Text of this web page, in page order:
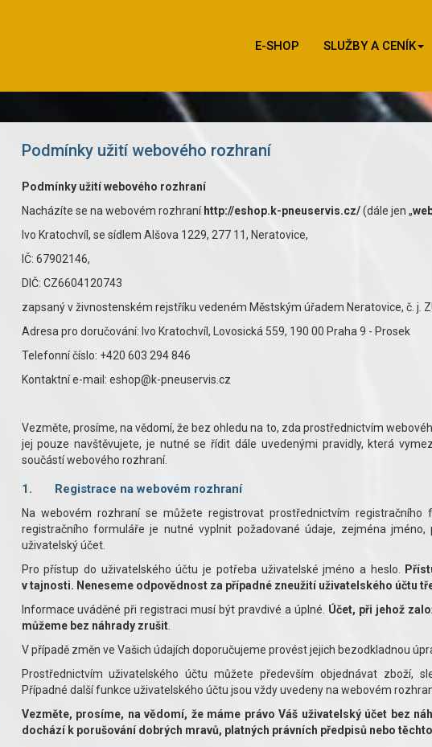
E-SHOP SLUŽBY A CENÍK
Podmínky užití webového rozhraní
Podmínky užití webového rozhraní
Nacházíte se na webovém rozhraní http://eshop.k-pneuservis.cz/(dále jen „
Ivo Kratochvíl, se sídlem Alšova 1229, 277 11, Neratovice,
IČ: 67902146,
DIČ: CZ6604120743
zapsaný v živnostenském rejstříku vedeném Městským úřadem Neratovice, č. j.
Adresa pro doručování: Ivo Kratochvíl, Lovosická 559, 190 00 Praha 9 - Prosek
Telefonní číslo: +420 603 294 846
Kontaktní e-mail: eshop@k-pneuservis.cz
Vezměte, prosíme, na vědomí, že bez ohledu na to, zda prostřednictvím
jej pouze navštěvujete, je nutné se řídit dále uvedenými pravidly, která
součástí webového rozhraní.
1. Registrace na webovém rozhraní
Na webovém rozhraní se můžete registrovat prostřednictvím
registračního formuláře je nutné vyplnit požadované údaje, zejména
uživatelský účet.
Pro přístup do uživatelského účtu je potřeba uživatelské jméno a heslo.
v tajnosti. Neneseme odpovědnost za případné zneužití uživatelského účtu
Informace uváděné při registraci musí být pravdivé a úplné. Účet, při jehož
můžeme bez náhrady zrušit.
V případě změn ve Vašich údajích doporučujeme provést jejich bezodkladnou
Prostřednictvím uživatelského účtu můžete především objednávat zboží,
Případné další funkce uživatelského účtu jsou vždy uvedeny na webovém
Vezměte, prosíme, na vědomí, že máme právo Váš uživatelský účet bez
dochází k porušování dobrých mravů, platných právních předpisů nebo